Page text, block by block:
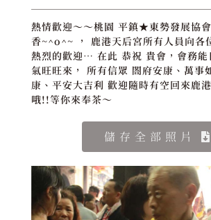
熱情歡迎～～桃園 平鎮★東勢發展協
香~^o^~ ， 鹿港天后宮所有人員向各
熱烈的歡迎… 在此 恭祝 貴會，會務能
氣旺旺來， 所有信眾 閤府安康、萬事
康、平安大吉利 歡迎隨時有空回來鹿
哦!!等你來奉茶～
儲存全部照片